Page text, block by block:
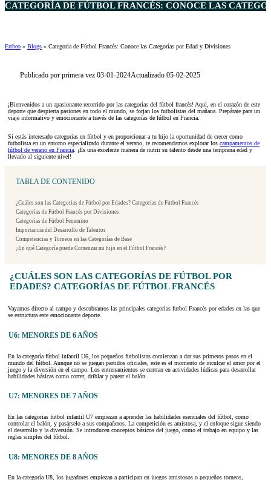
CATEGORÍA DE FÚTBOL FRANCÉS: CONOCE LAS
Ertheo » Blogs » Categoría de Fútbol Francés: Conoce las Categorías por Edad y Divisiones
Publicado por primera vez 03-01-2024Actualizado 05-02-2025
¡Bienvenidos a un apasionante recorrido por las categorías del fútbol francés! Aquí, en el corazón de este
deporte que despierta pasiones en todo el mundo, se forjan los futbolistas del mañana. Prepárate para un
viaje informativo y emocionante a través de las categorías de fútbol en Francia.
Si estás interesado categorías en fútbol y en proporcionar a tu hijo la oportunidad de crecer como
futbolista en un entorno especializado durante el verano, te recomendamos explorar los campamentos de
fútbol de verano en Francia. ¡Es una excelente manera de nutrir su talento desde una temprana edad y
llevarlo al siguiente nivel!
TABLA DE CONTENIDO
¿Cuáles son las Categorías de Fútbol por Edades? Categorías de Fútbol Francés
Categorías de Fútbol Francés por Divisiones
Categorías de Fútbol Femenino
Importancia del Desarrollo de Talentos
Competencias y Torneos en las Categorías de Base
¿En qué Categoría puede Comenzar mi hijo en el Fútbol Francés?
¿CUÁLES SON LAS CATEGORÍAS DE FÚTBOL POR
EDADES? CATEGORÍAS DE FÚTBOL FRANCÉS
Vayamos directo al campo y descubramos las principales categorias futbol Francés por edades en las que
se estructura este emocionante deporte.
U6: MENORES DE 6 AÑOS
En la categoría fútbol infantil U6, los pequeños futbolistas comienzan a dar sus primeros pasos en el
mundo del fútbol. Aunque no se juegan partidos oficiales, este es el momento de inculcar el amor por el
juego y la diversión en el campo. Los entrenamientos se centran en actividades lúdicas para desarrollar
habilidades básicas como correr, driblar y patear el balón.
U7: MENORES DE 7 AÑOS
En las categorias futbol infantil U7 empiezan a aprender las habilidades esenciales del fútbol, como
controlar el balón, y pasárselo a sus compañeros. La competición es amistosa, y el enfoque sigue siendo
el desarrollo y la diversión. Se introducen conceptos básicos del juego, como el trabajo en equipo y las
reglas simples del fútbol.
U8: MENORES DE 8 AÑOS
En la categoría U8, los jugadores empiezan a participan en juegos amistosos o pequeños torneos,